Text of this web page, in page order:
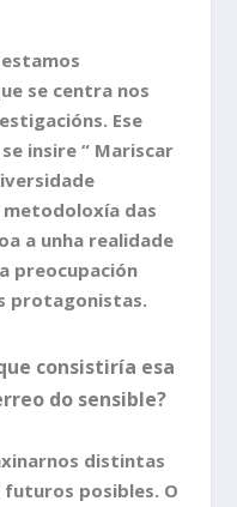
se centra nos
Ese
insire “ Mariscar
das
a unha realidade
preocupación
protagonistas.
consistiría esa
do sensible?
distintas
posibles. O